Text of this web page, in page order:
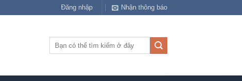
Đăng nhập Nhận thông báo
kiếm: